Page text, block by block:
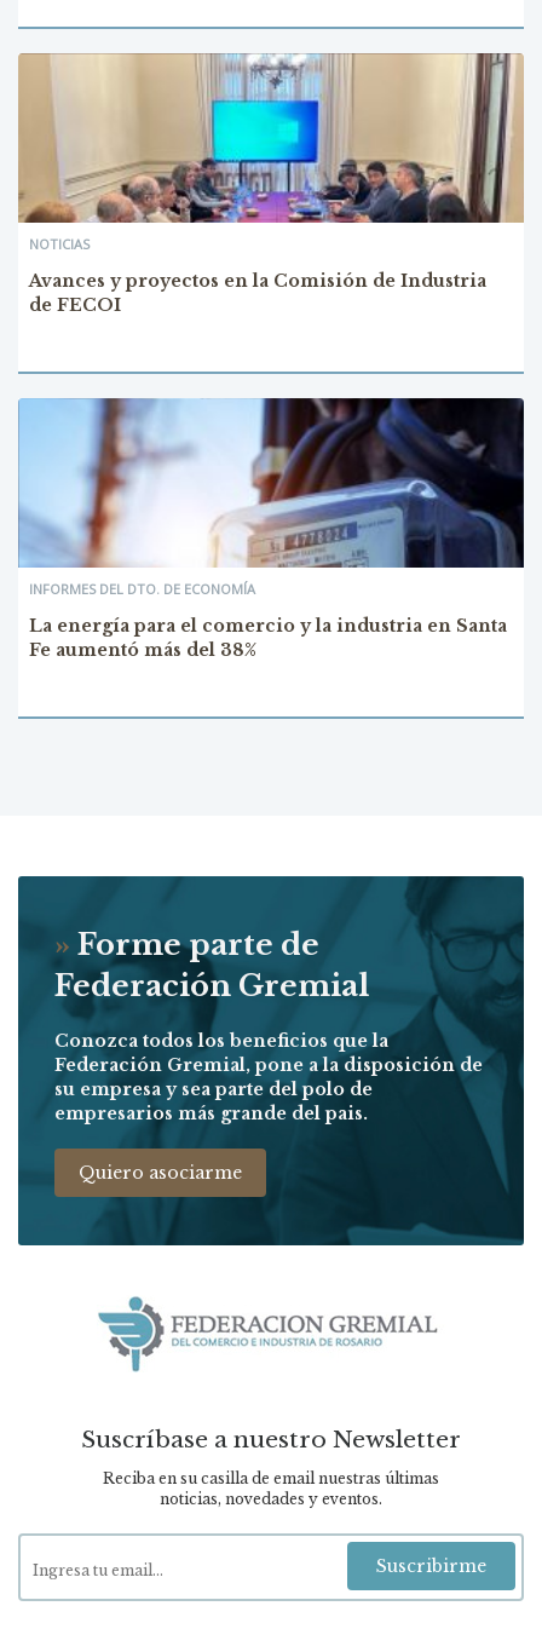
NOTICIAS
Avances y proyectos en la Comisión de Industria
de FECOI
INFORMES DEL DTO. DE ECONOMÍA
La energía para el comercio y la industria en Santa
Fe aumentó más del 38%
» Forme parte de
Federación Gremial
Conozca todos los beneficios que la
Federación Gremial, pone a la disposición de
su empresa y sea parte del polo de
empresarios más grande del pais.
Quiero asociarme
Suscríbase a nuestro Newsletter
Reciba en su casilla de email nuestras últimas
noticias, novedades y eventos.
Suscribirme